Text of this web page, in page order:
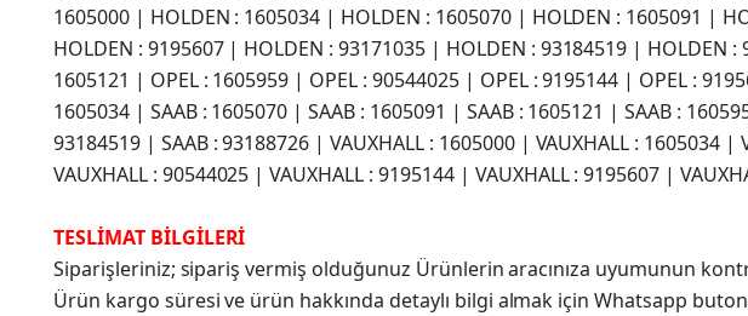
1605000 | HOLDEN : 1605034 | HOLDEN : 1605070 | HOLDEN : 1605091 |
HOLDEN : 9195607 | HOLDEN : 93171035 | HOLDEN : 93184519 | HOLDEN
1605121 | OPEL : 1605959 | OPEL : 90544025 | OPEL : 9195144 | OPEL :
1605034 | SAAB : 1605070 | SAAB : 1605091 | SAAB : 1605121 | SAAB :
93184519 | SAAB : 93188726 | VAUXHALL : 1605000 | VAUXHALL : 1605034
VAUXHALL : 90544025 | VAUXHALL : 9195144 | VAUXHALL : 9195607 |
TESLİMAT BİLGİLERİ
Siparişleriniz; sipariş vermiş olduğunuz Ürünlerin aracınıza uyumunun
Ürün kargo süresi ve ürün hakkında detaylı bilgi almak için Whatsapp